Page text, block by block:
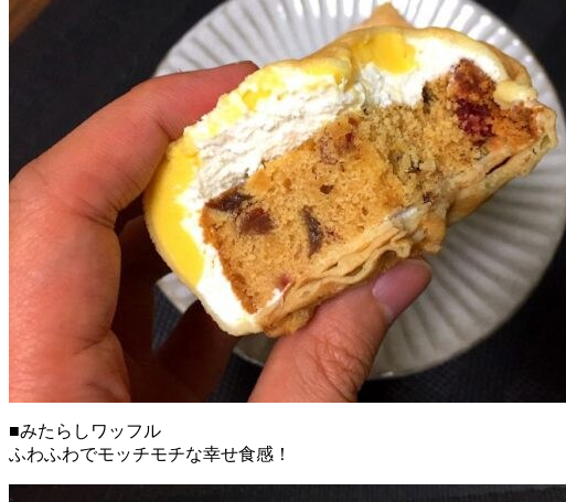
■みたらしワッフル
ふわふわでモッチモチな幸せ食感！